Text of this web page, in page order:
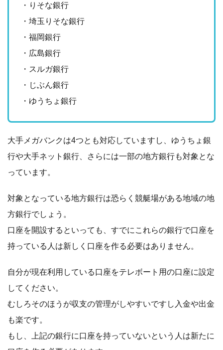
・りそな銀行
・埼玉りそな銀行
・福岡銀行
・広島銀行
・スルガ銀行
・じぶん銀行
・ゆうちょ銀行
大手メガバンクは4つとも対応していますし、ゆうちょ銀
行や大手ネット銀行、さらには一部の地方銀行も対象とな
っています。
対象となっている地方銀行は恐らく競艇場がある地域の地
方銀行でしょう。
口座を開設するといっても、すでにこれらの銀行で口座を
持っている人は新しく口座を作る必要はありません。
自分が現在利用している口座をテレボート用の口座に設定
してください。
むしろそのほうが収支の管理がしやすいですし入金や出金
も楽です。
もし、上記の銀行に口座を持っていないという人は新たに